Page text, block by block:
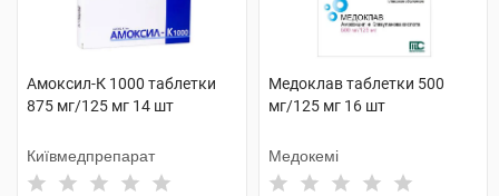
Амоксил-К 1000 таблетки
875 мг/125 мг 14 шт
Київмедпрепарат
Медоклав таблетки 500
мг/125 мг 16 шт
Медокемі